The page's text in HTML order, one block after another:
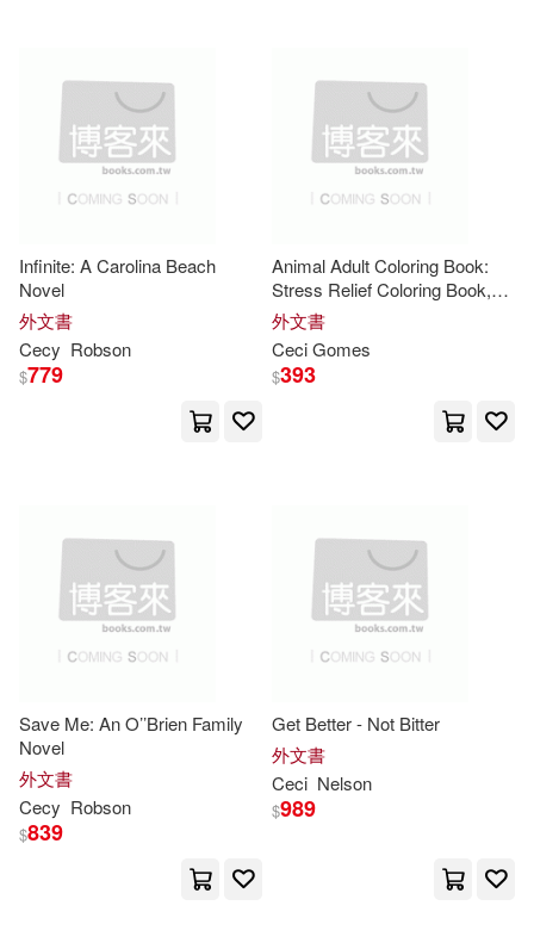
Infinite: A Carolina Beach
Novel
外文書
Cecy Robson
$779
Animal Adult Coloring Book:
Stress Relief Coloring Book,
Adorable Animal Drawings
(Perfect for Beginners and
Animal Lovers)
外文書
CeciGomes
$393
Save Me: An O’’Brien Family
Novel
外文書
Cecy Robson
$839
Get Better - Not Bitter
外文書
Ceci Nelson
$989